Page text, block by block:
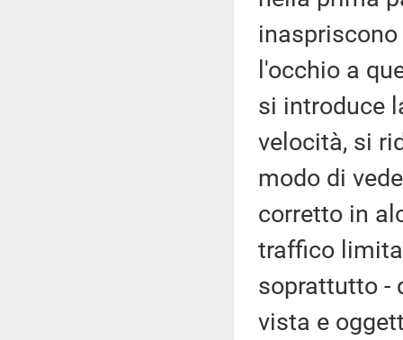
inaspriscono
l'occhio a
si introduce
velocità, si
modo di
corretto in
traffico
soprattutto -
vista e